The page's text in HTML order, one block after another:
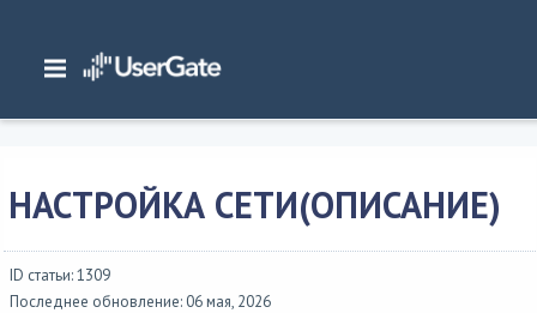
Главная/ Документация/Management Center
Management Center 7.0.1 Руководство администратора
НАСТРОЙКА СЕТИ(ОПИСАНИЕ)
ID статьи: 1309
Последнее обновление: 06 мая, 2026